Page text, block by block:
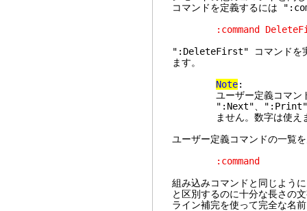
コマンドを定義するには
:command
":DeleteFirst" コマンドを
ます。
Note:
ユーザー定義コマンドの
":Next"、":Print" を使
ません。数字は使えま
ユーザー定義コマンドの一覧
:command
組み込みコマンドと同じよう
と区別するのに十分な長さの
ライン補完を使って完全な名